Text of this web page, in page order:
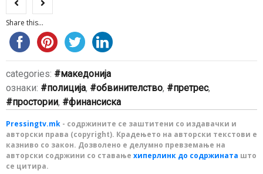
Share this...
categories:
македонија
ознаки:
полиција, обвинителство, претрес,
простории, финансиска
Pressingtv.mk - содржините се заштитени со издавачки и
авторски права (copyright). Крадењето на авторски текстови е
казниво со закон. Дозволено е делумно превземање на
авторски содржини со ставање хиперлинк до содржината што
се цитира.